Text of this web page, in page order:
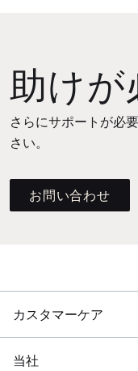
助けが
さらにサポートが必
さい。
お問い合わせ
カスタマーケア
当社